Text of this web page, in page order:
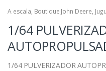
A escala, Boutique John Deere,
1/64
1/64 PULVERIZADOR